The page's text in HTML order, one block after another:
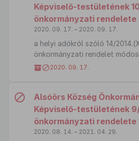
Képviselő-testületének
önkormányzati rendelete
2020. 09. 17. – 2020. 09. 17.
a helyi adókról szóló 14/
önkormányzati rendelet
2020. 09. 17.
Alsóörs Község
Képviselő-testületének
önkormányzati rendelete
2020. 08. 14. – 2021. 04. 29.